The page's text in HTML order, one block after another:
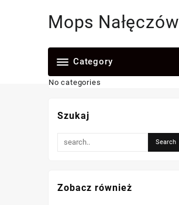
Mops Nałęczów
Category
No categories
Szukaj
Zobacz również